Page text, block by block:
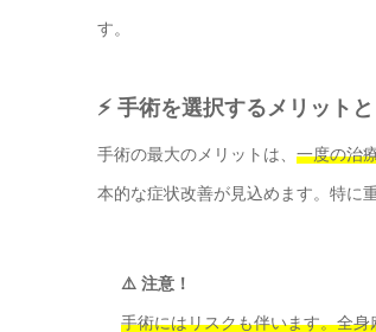
す。
⚡ 手術を選択するメリット
手術の最大のメリットは、 一度の治
本的な症状改善が見込めます。特に
⚠️ 注意！
手術にはリスクも伴います。全